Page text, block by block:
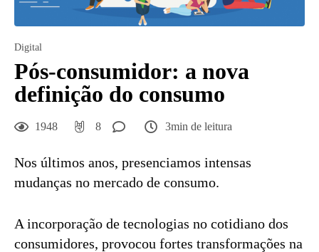
Digital
Pós-consumidor: a nova
definição do consumo
1948 8 3min de leitura
Nos últimos anos, presenciamos intensas
mudanças no mercado de consumo.
A incorporação de tecnologias no cotidiano dos
consumidores, provocou fortes transformações na